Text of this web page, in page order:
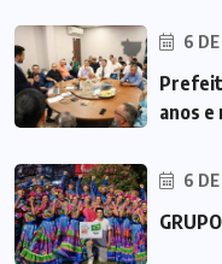
6
anos e
6